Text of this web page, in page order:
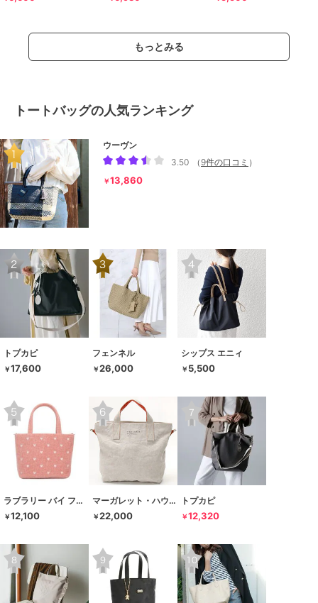
もっとみる
トートバッグの人気ランキング
ウーヴン
3.50
（ 9件の口コミ ）
￥13,860
トプカピ
￥17,600
フェンネル
￥26,000
シップス エニィ
￥ 5,500
ラブラリー バイ フェイラー
￥12,100
マーガレット・ハウエル アイデア
￥22,000
トプカピ
￥12,320